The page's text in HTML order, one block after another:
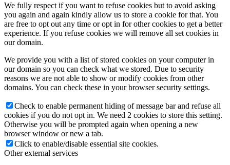
Galéria
Keresés
We fully respect if you want to refuse cookies but to avoid asking
you again and again kindly allow us to store a cookie for that. You
are free to opt out any time or opt in for other cookies to get a better
experience. If you refuse cookies we will remove all set cookies in
our domain.
We provide you with a list of stored cookies on your computer in
our domain so you can check what we stored. Due to security
reasons we are not able to show or modify cookies from other
domains. You can check these in your browser security settings.
Check to enable permanent hiding of message bar and refuse all
cookies if you do not opt in. We need 2 cookies to store this setting.
Otherwise you will be prompted again when opening a new
browser window or new a tab.
Click to enable/disable essential site cookies.
Other external services